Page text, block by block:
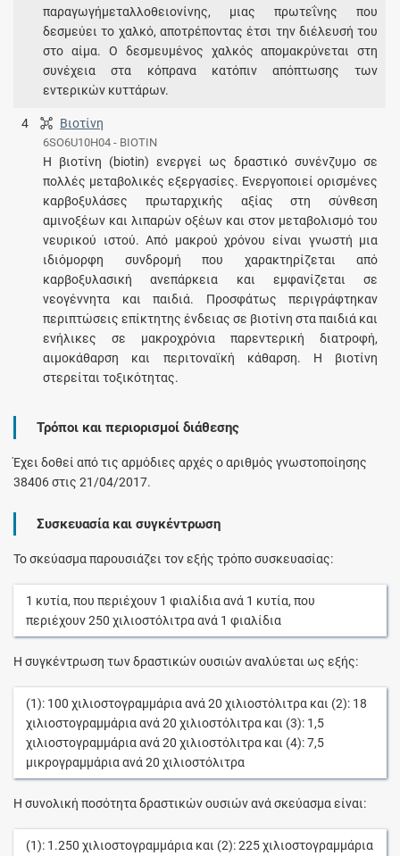
παραγωγήμεταλλοθειονίνης, μιας πρωτεΐνης που
δεσμεύει το χαλκό, αποτρέποντας έτσι την διέλευσή του
στο αίμα. Ο δεσμευμένος χαλκός απομακρύνεται στη
συνέχεια στα κόπρανα κατόπιν απόπτωσης των
εντερικών κυττάρων.
4 Βιοτίνη
6SO6U10H04 - BIOTIN
Η βιοτίνη (biotin) ενεργεί ως δραστικό συνένζυμο σε
πολλές μεταβολικές εξεργασίες. Ενεργοποιεί ορισμένες
καρβοξυλάσες πρωταρχικής αξίας στη σύνθεση
αμινοξέων και λιπαρών οξέων και στον μεταβολισμό του
νευρικού ιστού. Από μακρού χρόνου είναι γνωστή μια
ιδιόμορφη συνδρομή που χαρακτηρίζεται από
καρβοξυλασική ανεπάρκεια και εμφανίζεται σε
νεογέννητα και παιδιά. Προσφάτως περιγράφτηκαν
περιπτώσεις επίκτητης ένδειας σε βιοτίνη στα παιδιά και
ενήλικες σε μακροχρόνια παρεντερική διατροφή,
αιμοκάθαρση και περιτοναϊκή κάθαρση. Η βιοτίνη
στερείται τοξικότητας.
Τρόποι και περιορισμοί διάθεσης
Έχει δοθεί από τις αρμόδιες αρχές ο αριθμός γνωστοποίησης
38406 στις 21/04/2017.
Συσκευασία και συγκέντρωση
Το σκεύασμα παρουσιάζει τον εξής τρόπο συσκευασίας:
1 κυτία, που περιέχουν 1 φιαλίδιαανά 1 κυτία, που
περιέχουν250 χιλιοστόλιτραανά 1 φιαλίδια
Η συγκέντρωση των δραστικών ουσιών αναλύεται ως εξής:
(1): 100 χιλιοστογραμμάριαανά20 χιλιοστόλιτρα και (2): 18
χιλιοστογραμμάριαανά20 χιλιοστόλιτρα και (3): 1,5
χιλιοστογραμμάριαανά20 χιλιοστόλιτρα και (4):7,5
μικρογραμμάριαανά20 χιλιοστόλιτρα
Η συνολική ποσότητα δραστικών ουσιών ανά σκεύασμα είναι:
(1): 1.250 χιλιοστογραμμάρια και (2):225χιλιοστογραμμάρια